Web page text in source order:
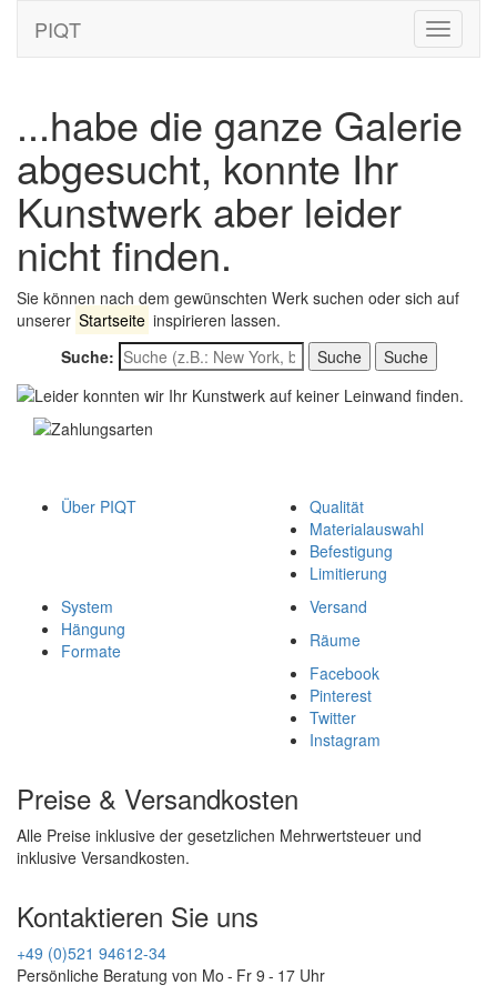
Toggle
PIQT
...habe die ganze Galerie
abgesucht, konnte Ihr
Kunstwerk aber leider
nicht finden.
Sie können nach dem gewünschten Werk suchen oder sich auf
unserer Startseite inspirieren lassen.
Suche:
Suche
Über PIQT
Qualität
Materialauswahl
Befestigung
Limitierung
System
Hängung
Formate
Versand
Räume
Facebook
Pinterest
Twitter
Instagram
Preise & Versandkosten
Alle Preise inklusive der gesetzlichen Mehrwertsteuer und
inklusive Versandkosten.
Kontaktieren Sie uns
+49 (0)521 94612-34
Persönliche Beratung von Mo - Fr 9 - 17 Uhr